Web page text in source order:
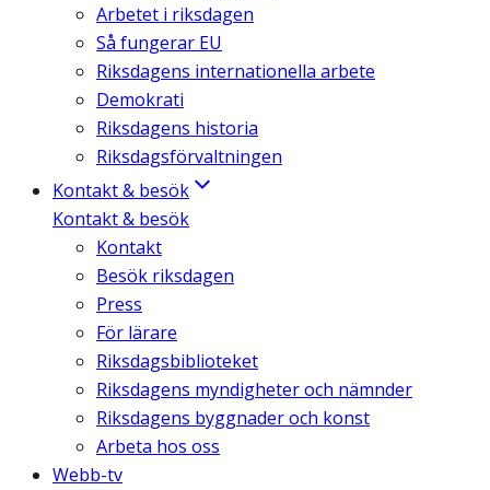
Arbetet i riksdagen
Så fungerar EU
Riksdagens internationella arbete
Demokrati
Riksdagens historia
Riksdagsförvaltningen
Kontakt & besök
Kontakt & besök
Kontakt
Besök riksdagen
Press
För lärare
Riksdagsbiblioteket
Riksdagens myndigheter och nämnder
Riksdagens byggnader och konst
Arbeta hos oss
Webb-tv